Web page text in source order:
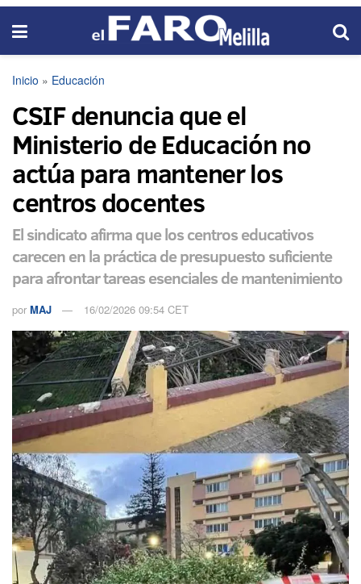
Inicio » Educación
CSIF denuncia que el
Ministerio de Educación no
actúa para mantener los
centros docentes
El sindicato afirma que los centros educativos
carecen en la práctica de presupuesto suficiente
para afrontar tareas esenciales de mantenimiento
por MAJ 16/02/2026 09:54 CET